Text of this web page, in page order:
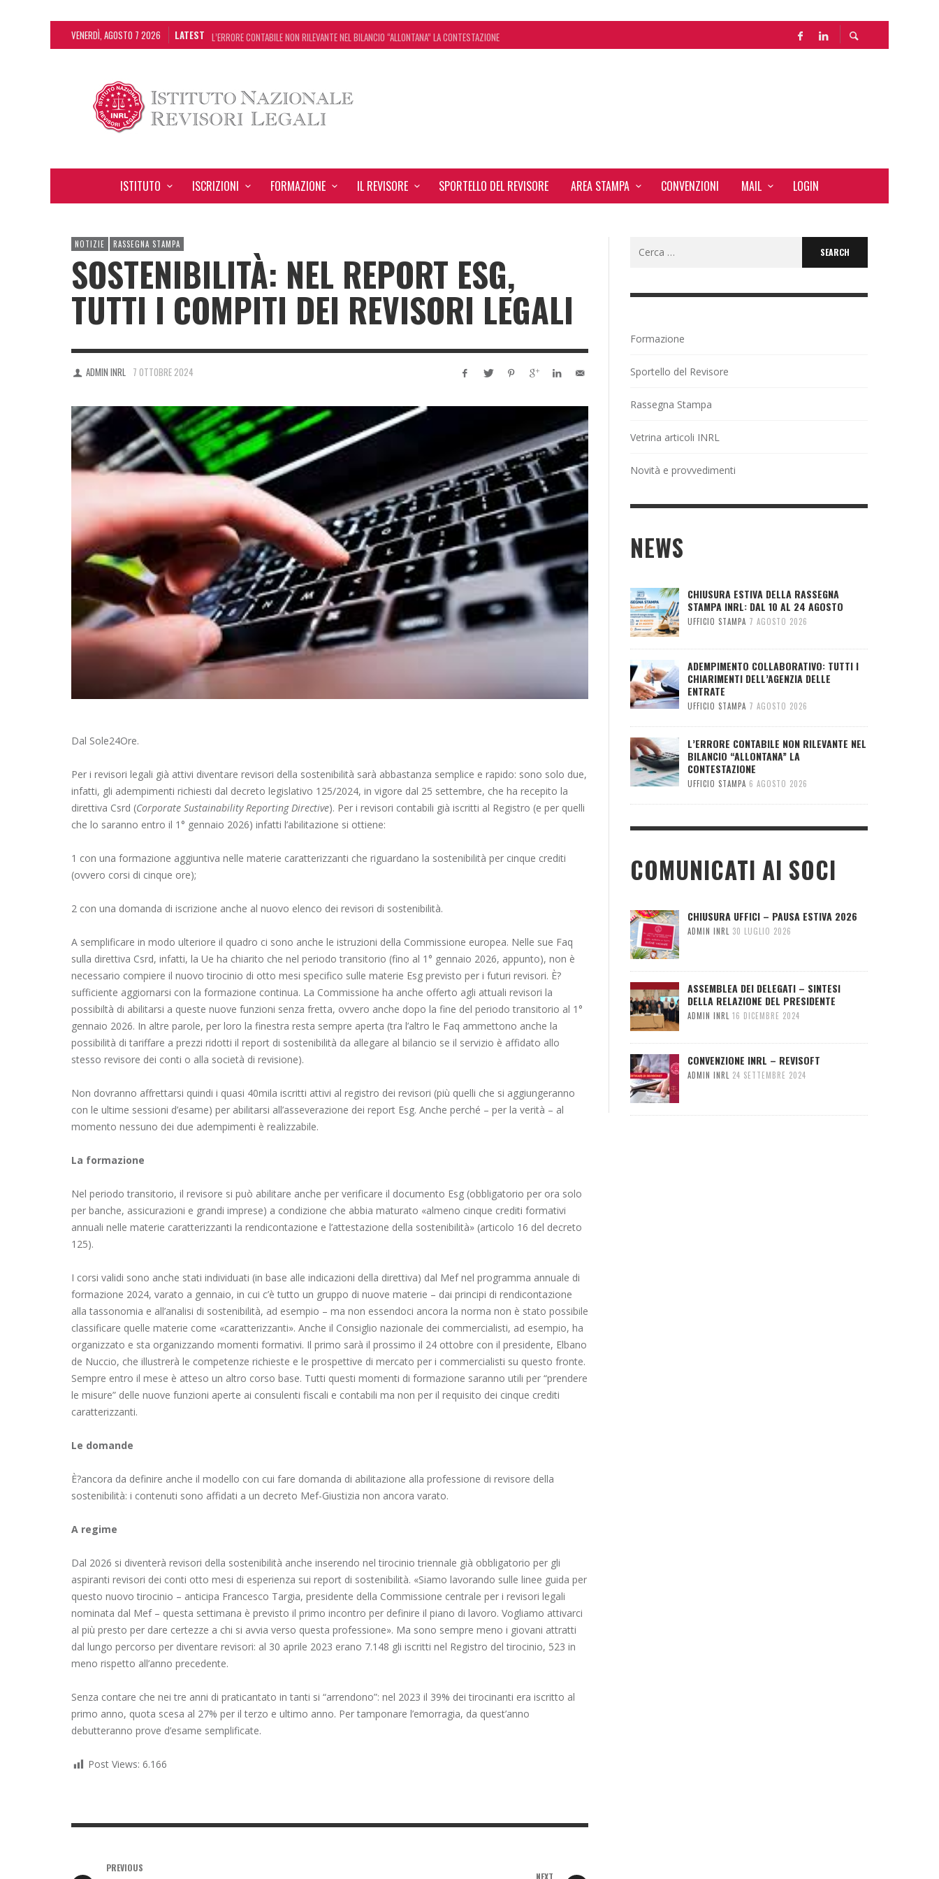
VENERDÌ, AGOSTO 7 2026 LATEST L’ERRORE CONTABILE NON RILEVANTE NEL BILANCIO “ALLONTANA” LA CONTESTAZIONE
DECRETO OMNIBUS: CON IL CONCORDATO UNO ‘SCUDO’ FISCALE DI 4 ANNI
ISTITUTO ISCRIZIONI FORMAZIONE IL REVISORE SPORTELLO DEL REVISORE AREA STAMPA CONVENZIONI MAIL LOGIN
NOTIZIE RASSEGNA STAMPA
SOSTENIBILITÀ: NEL REPORT ESG,
TUTTI I COMPITI DEI REVISORI LEGALI
ADMIN INRL 7 OTTOBRE 2024
Dal Sole24Ore.
Per i revisori legali già attivi diventare revisori della sostenibilità sarà abbastanza semplice e rapido: sono solo due,
infatti, gli adempimenti richiesti dal decreto legislativo 125/2024, in vigore dal 25 settembre, che ha recepito la
direttiva Csrd (Corporate Sustainability Reporting Directive). Per i revisori contabili già iscritti al Registro (e per quelli
che lo saranno entro il 1° gennaio 2026) infatti l’abilitazione si ottiene:
1 con una formazione aggiuntiva nelle materie caratterizzanti che riguardano la sostenibilità per cinque crediti
(ovvero corsi di cinque ore);
2 con una domanda di iscrizione anche al nuovo elenco dei revisori di sostenibilità.
A semplificare in modo ulteriore il quadro ci sono anche le istruzioni della Commissione europea. Nelle sue Faq
sulla direttiva Csrd, infatti, la Ue ha chiarito che nel periodo transitorio (fino al 1° gennaio 2026, appunto), non è
necessario compiere il nuovo tirocinio di otto mesi specifico sulle materie Esg previsto per i futuri revisori. È?
sufficiente aggiornarsi con la formazione continua. La Commissione ha anche offerto agli attuali revisori la
possibiltà di abilitarsi a queste nuove funzioni senza fretta, ovvero anche dopo la fine del periodo transitorio al 1°
gennaio 2026. In altre parole, per loro la finestra resta sempre aperta (tra l’altro le Faq ammettono anche la
possibilità di tariffare a prezzi ridotti il report di sostenibilità da allegare al bilancio se il servizio è affidato allo
stesso revisore dei conti o alla società di revisione).
Non dovranno affrettarsi quindi i quasi 40mila iscritti attivi al registro dei revisori (più quelli che si aggiungeranno
con le ultime sessioni d’esame) per abilitarsi all’asseverazione dei report Esg. Anche perché – per la verità – al
momento nessuno dei due adempimenti è realizzabile.
La formazione
Nel periodo transitorio, il revisore si può abilitare anche per verificare il documento Esg (obbligatorio per ora solo
per banche, assicurazioni e grandi imprese) a condizione che abbia maturato «almeno cinque crediti formativi
annuali nelle materie caratterizzanti la rendicontazione e l’attestazione della sostenibilità» (articolo 16 del decreto
125).
I corsi validi sono anche stati individuati (in base alle indicazioni della direttiva) dal Mef nel programma annuale di
formazione 2024, varato a gennaio, in cui c’è tutto un gruppo di nuove materie – dai principi di rendicontazione
alla tassonomia e all’analisi di sostenibilità, ad esempio – ma non essendoci ancora la norma non è stato possibile
classificare quelle materie come «caratterizzanti». Anche il Consiglio nazionale dei commercialisti, ad esempio, ha
organizzato e sta organizzando momenti formativi. Il primo sarà il prossimo il 24 ottobre con il presidente, Elbano
de Nuccio, che illustrerà le competenze richieste e le prospettive di mercato per i commercialisti su questo fronte.
Sempre entro il mese è atteso un altro corso base. Tutti questi momenti di formazione saranno utili per “prendere
le misure” delle nuove funzioni aperte ai consulenti fiscali e contabili ma non per il requisito dei cinque crediti
caratterizzanti.
Le domande
È?ancora da definire anche il modello con cui fare domanda di abilitazione alla professione di revisore della
sostenibilità: i contenuti sono affidati a un decreto Mef-Giustizia non ancora varato.
A regime
Dal 2026 si diventerà revisori della sostenibilità anche inserendo nel tirocinio triennale già obbligatorio per gli
aspiranti revisori dei conti otto mesi di esperienza sui report di sostenibilità. «Siamo lavorando sulle linee guida per
questo nuovo tirocinio – anticipa Francesco Targia, presidente della Commissione centrale per i revisori legali
nominata dal Mef – questa settimana è previsto il primo incontro per definire il piano di lavoro. Vogliamo attivarci
al più presto per dare certezze a chi si avvia verso questa professione». Ma sono sempre meno i giovani attratti
dal lungo percorso per diventare revisori: al 30 aprile 2023 erano 7.148 gli iscritti nel Registro del tirocinio, 523 in
meno rispetto all’anno precedente.
Senza contare che nei tre anni di praticantato in tanti si “arrendono”: nel 2023 il 39% dei tirocinanti era iscritto al
primo anno, quota scesa al 27% per il terzo e ultimo anno. Per tamponare l’emorragia, da quest’anno
debutteranno prove d’esame semplificate.
Post Views: 6.166
PREVIOUS
NEXT
Formazione
Sportello del Revisore
Rassegna Stampa
Vetrina articoli INRL
Novità e provvedimenti
NEWS
CHIUSURA ESTIVA DELLA RASSEGNA
STAMPA INRL: DAL 10 AL 24 AGOSTO
UFFICIO STAMPA 7 AGOSTO 2026
ADEMPIMENTO COLLABORATIVO: TUTTI I
CHIARIMENTI DELL’AGENZIA DELLE
ENTRATE
UFFICIO STAMPA 7 AGOSTO 2026
L’ERRORE CONTABILE NON RILEVANTE NEL
BILANCIO “ALLONTANA” LA
CONTESTAZIONE
UFFICIO STAMPA 6 AGOSTO 2026
COMUNICATI AI SOCI
CHIUSURA UFFICI – PAUSA ESTIVA 2026
ADMIN INRL 30 LUGLIO 2026
ASSEMBLEA DEI DELEGATI – SINTESI
DELLA RELAZIONE DEL PRESIDENTE
ADMIN INRL 16 DICEMBRE 2024
CONVENZIONE INRL – REVISOFT
ADMIN INRL 24 SETTEMBRE 2024